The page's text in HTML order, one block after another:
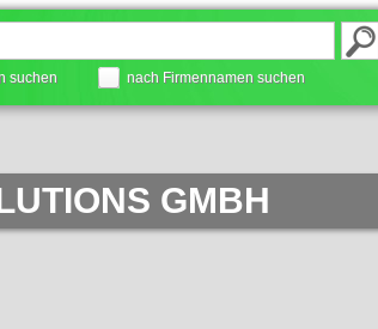
suchen nach Firmennamen suchen
GMBH